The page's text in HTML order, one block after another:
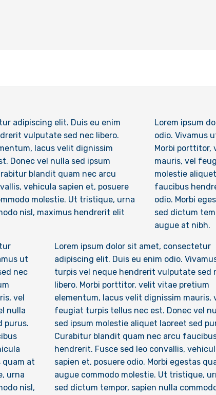
adipiscing elit. Duis eu enim
vulputate sed nec libero.
lacus velit dignissim
Donec vel nulla sed ipsum
blandit quam nec arcu
vehicula sapien et, posuere
molestie. Ut tristique, urna
nisl, maximus hendrerit elit
Lorem ipsum
odio. Vivamus
Morbi porttitor,
mauris, vel
molestie
faucibus
odio. Morbi
sed dictum
augue at nibh.
ut
nec
vel
nulla
purus.
quam at
urna
nisl,
Lorem ipsum dolor sit amet, consectetur
adipiscing elit. Duis eu enim odio.
turpis vel neque hendrerit vulputate sed
libero. Morbi porttitor, velit vitae pretium
elementum, lacus velit dignissim mauris,
feugiat turpis tellus nec est. Donec vel
sed ipsum molestie aliquet laoreet sed
Curabitur blandit quam nec arcu
hendrerit. Fusce sed leo convallis,
sapien et, posuere odio. Morbi egestas
augue commodo molestie. Ut tristique,
sed dictum tempor, sapien nulla